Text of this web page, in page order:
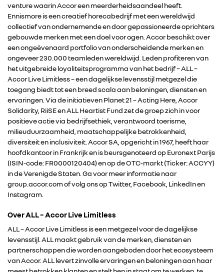
venture waarin Accor een meerderheidsaandeel heeft.
Ennismore is een creatief horecabedrijf met een wereldwijd
collectief van ondernemende en door gepassioneerde oprichters
gebouwde merken met een doel voor ogen. Accor beschikt over
een ongeëvenaard portfolio van onderscheidende merken en
ongeveer 230.000 teamleden wereldwijd. Leden profiteren van
het uitgebreide loyaliteitsprogramma van het bedrijf – ALL –
Accor Live Limitless – een dagelijkse levensstijl metgezel die
toegang biedt tot een breed scala aan beloningen, diensten en
ervaringen. Via de initiatieven Planet 21 – Acting Here, Accor
Solidarity, RiiSE en ALL Heartist Fund zet de groep zich in voor
positieve actie via bedrijfsethiek, verantwoord toerisme,
milieuduurzaamheid, maatschappelijke betrokkenheid,
diversiteit en inclusiviteit. Accor SA, opgericht in 1967, heeft haar
hoofdkantoor in Frankrijk en is beursgenoteerd op Euronext Parijs
(ISIN-code: FR0000120404) en op de OTC-markt (Ticker: ACCYY)
in de Verenigde Staten. Ga voor meer informatie naar
group.accor.com of volg ons op Twitter, Facebook, LinkedIn en
Instagram.
Over ALL – Accor Live Limitless
ALL – Accor Live Limitless is een metgezel voor de dagelijkse
levensstijl. ALL maakt gebruik van de merken, diensten en
partnerschappen die worden aangeboden door het ecosysteem
van Accor. ALL levert zinvolle ervaringen en beloningen aan haar